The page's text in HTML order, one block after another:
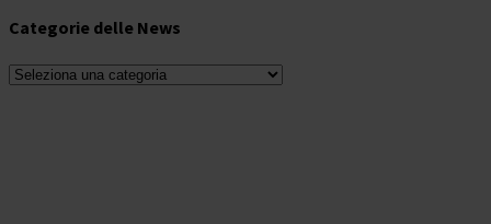
Categorie delle News
Categorie